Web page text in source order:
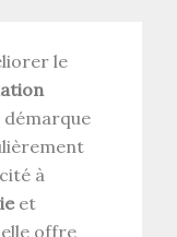
le
démarque
à
et
offre